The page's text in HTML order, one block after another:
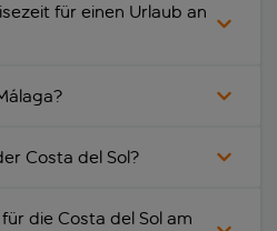
für einen Urlaub an
Costa del Sol?
die Costa del Sol am